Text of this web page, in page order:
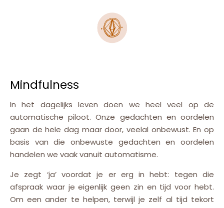
Mindfulness
In het dagelijks leven doen we heel veel op de
automatische piloot. Onze gedachten en oordelen
gaan de hele dag maar door, veelal onbewust. En op
basis van die onbewuste gedachten en oordelen
handelen we vaak vanuit automatisme.
Je zegt ‘ja’ voordat je er erg in hebt: tegen die
afspraak waar je eigenlijk geen zin en tijd voor hebt.
Om een ander te helpen, terwijl je zelf al tijd tekort